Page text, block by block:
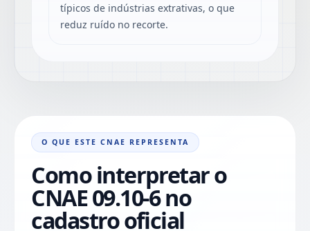
típicos de indústrias extrativas, o que
reduz ruído no recorte.
O QUE ESTE CNAE REPRESENTA
Como interpretar o
CNAE 09.10-6 no
cadastro oficial